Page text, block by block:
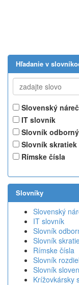
Hľadanie v
Slovenský
IT slovník
Slovník
Slovník
Rímske čísla
Slovníky
Slovenský
IT slovník
Slovník
Slovník
Rímske čísla
Slovník
Slovník
Krížovkársky